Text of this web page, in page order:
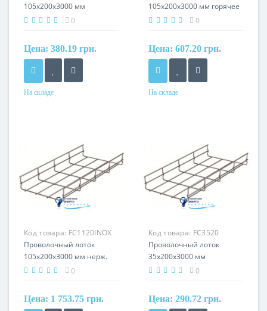
105х200х3000 мм
гальваника
0
Цена: 380.19 грн.
На складе
105х200х3000 мм горячее
цинкование HDZ
0
Цена: 607.20 грн.
На складе
Код товара: FC1120INOX
Проволочный лоток
105х200х3000 мм нерж.
сталь
0
Цена: 1 753.75 грн.
Код товара: FC3520
Проволочный лоток
35x200х3000 мм
гальваника
0
Цена: 290.72 грн.